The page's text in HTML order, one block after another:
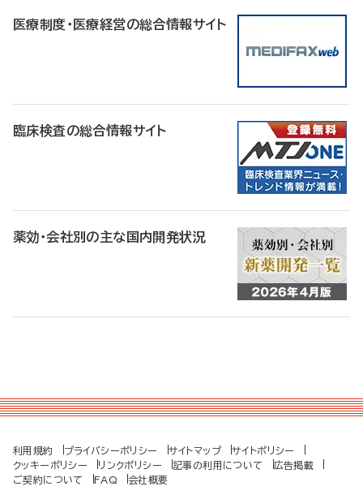
医療制度・医療経営の総合情報サイト
臨床検査の総合情報サイト
薬効・会社別の主な国内開発状況
利用規約 プライバシーポリシー サイトマップ
サイトポリシー
クッキーポリシー
リンクポリシー 記事の利用について
広告掲載
ご契約について
FAQ 会社概要